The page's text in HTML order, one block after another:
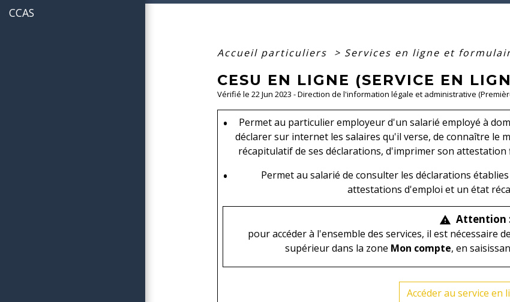
CCAS
Accueil particuliers > Services en ligne et
CESU EN LIGNE (SERVICE EN
Vérifié le 22 Jun 2023 - Direction de l'information légale et administrative
Permet au particulier employeur d'un salarié employé à
déclarer sur internet les salaires qu'il verse, de connaître le
récapitulatif de ses déclarations, d'imprimer son
Permet au salarié de consulter les déclarations
attestations d'emploi et un état
warning Attention
pour accéder à l'ensemble des services, il est nécessaire
supérieur dans la zone Mon compte, en
Accéder au service en